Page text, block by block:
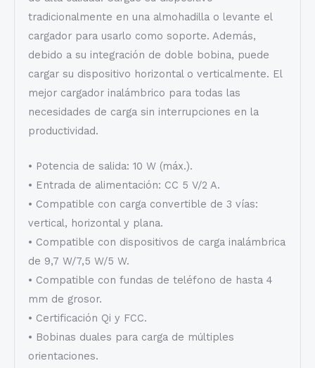
tradicionalmente en una almohadilla o levante el
cargador para usarlo como soporte. Además,
debido a su integración de doble bobina, puede
cargar su dispositivo horizontal o verticalmente. El
mejor cargador inalámbrico para todas las
necesidades de carga sin interrupciones en la
productividad.
• Potencia de salida: 10 W (máx.).
• Entrada de alimentación: CC 5 V/2 A.
• Compatible con carga convertible de 3 vías:
vertical, horizontal y plana.
• Compatible con dispositivos de carga inalámbrica
de 9,7 W/7,5 W/5 W.
• Compatible con fundas de teléfono de hasta 4
mm de grosor.
• Certificación Qi y FCC.
• Bobinas duales para carga de múltiples
orientaciones.